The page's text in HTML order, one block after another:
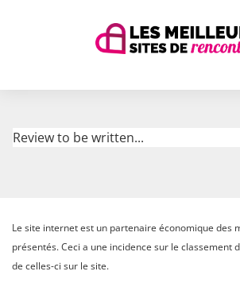
Review to be written...
Le site internet est un partenaire économique des
présentés. Ceci a une incidence sur le classement
de celles-ci sur le site.